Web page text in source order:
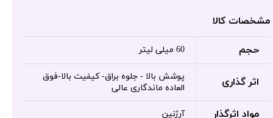
مشخصات کالا
حجم 60 میلی لیتر
اثر گذاری
پوشش بالا - جلوه براق- کیفیت بالا-فوق
العاده ماندگاری عالی
مواد اثرگذار آرژنین